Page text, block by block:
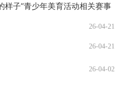
子”青少年美育活动相关赛事
26-04-21
26-04-21
26-04-02